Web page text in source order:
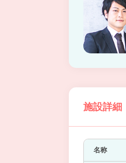
施設詳細
名称